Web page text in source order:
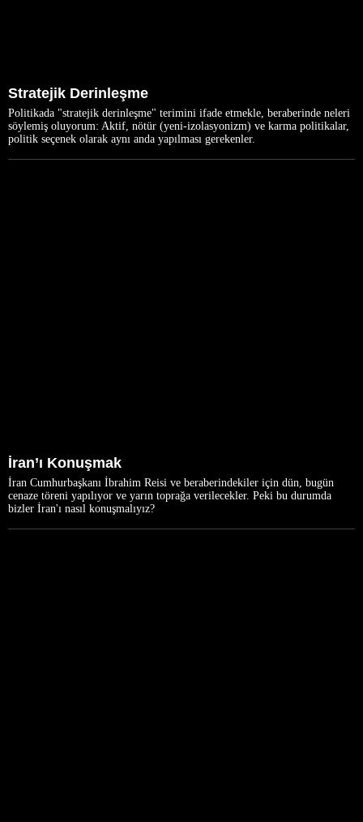
Stratejik Derinleşme
Politikada "stratejik derinleşme" terimini ifade etmekle, beraberinde neleri
söylemiş oluyorum: Aktif, nötür (yeni-izolasyonizm) ve karma politikalar,
politik seçenek olarak aynı anda yapılması gerekenler.
İran’ı Konuşmak
İran Cumhurbaşkanı İbrahim Reisi ve beraberindekiler için dün, bugün
cenaze töreni yapılıyor ve yarın toprağa verilecekler. Peki bu durumda
bizler İran'ı nasıl konuşmalıyız?